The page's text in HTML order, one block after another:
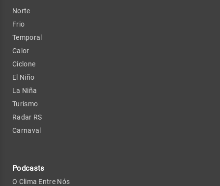
Norte
Frio
Temporal
Calor
Ciclone
El Niño
La Niña
Turismo
Radar RS
Carnaval
Podcasts
O Clima Entre Nós